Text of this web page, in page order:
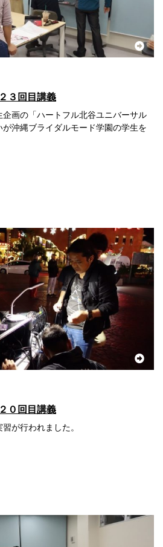
３回目講義
企画の「ハートフル北谷ユニバーサル
沖縄ブライダルモード学園の学生を
０回目講義
が行われました。